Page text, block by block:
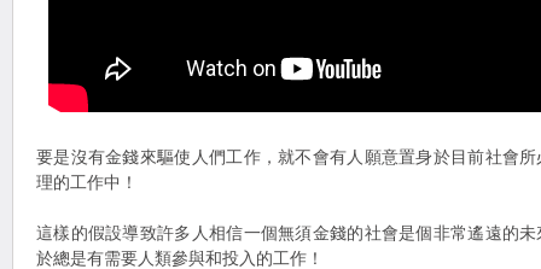
要是沒有金錢來驅使人們工作，就不會有人願意置身於目前社會
理的工作中！
這樣的假設導致許多人相信一個無須金錢的社會是個非常遙遠的
於總是有需要人類參與和投入的工作！